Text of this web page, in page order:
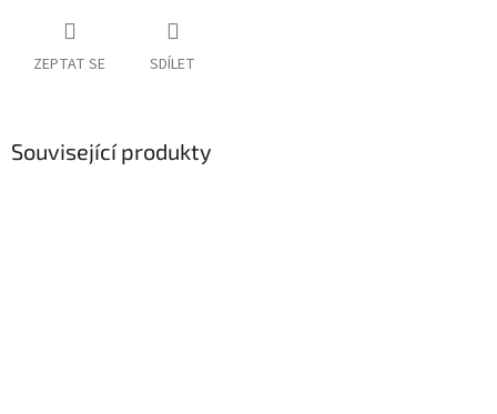
ZEPTAT SE SDÍLET
Související produkty